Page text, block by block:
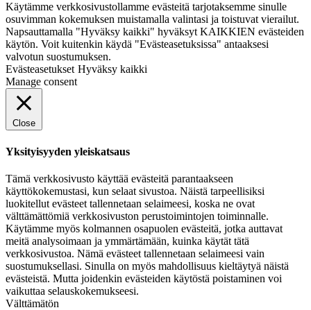
Käytämme verkkosivustollamme evästeitä tarjotaksemme sinulle
osuvimman kokemuksen muistamalla valintasi ja toistuvat vierailut.
Napsauttamalla "Hyväksy kaikki" hyväksyt KAIKKIEN evästeiden
käytön. Voit kuitenkin käydä "Evästeasetuksissa" antaaksesi
valvotun suostumuksen.
Evästeasetukset Hyväksy kaikki
Manage consent
Close
Yksityisyyden yleiskatsaus
Tämä verkkosivusto käyttää evästeitä parantaakseen
käyttökokemustasi, kun selaat sivustoa. Näistä tarpeellisiksi
luokitellut evästeet tallennetaan selaimeesi, koska ne ovat
välttämättömiä verkkosivuston perustoimintojen toiminnalle.
Käytämme myös kolmannen osapuolen evästeitä, jotka auttavat
meitä analysoimaan ja ymmärtämään, kuinka käytät tätä
verkkosivustoa. Nämä evästeet tallennetaan selaimeesi vain
suostumuksellasi. Sinulla on myös mahdollisuus kieltäytyä näistä
evästeistä. Mutta joidenkin evästeiden käytöstä poistaminen voi
vaikuttaa selauskokemukseesi.
Välttämätön